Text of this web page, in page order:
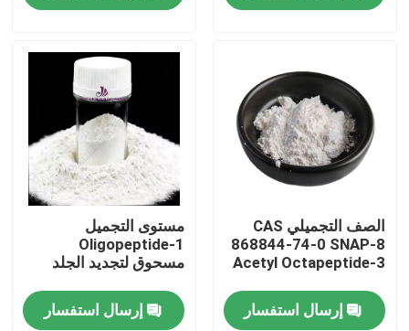
رقابة جودة
اتصل بنا
اطلب اقتباس
مستخلصات نباتية طبيعية
الصف التجميلي CAS
868844-74-0 SNAP-8
Acetyl Octapeptide-3
إرسال استفسار
مستوى التجميل
Oligopeptide-1
مسحوق لتجديد الجلد
إرسال استفسار